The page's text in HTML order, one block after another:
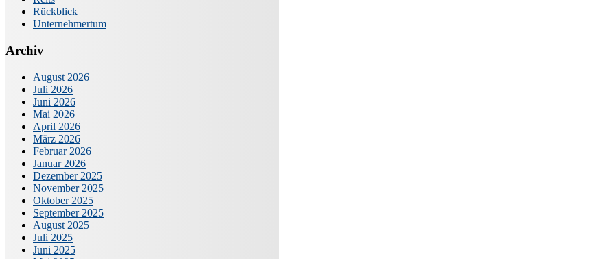
Rückblick
Unternehmertum
Archiv
August 2026
Juli 2026
Juni 2026
Mai 2026
April 2026
März 2026
Februar 2026
Januar 2026
Dezember 2025
November 2025
Oktober 2025
September 2025
August 2025
Juli 2025
Juni 2025